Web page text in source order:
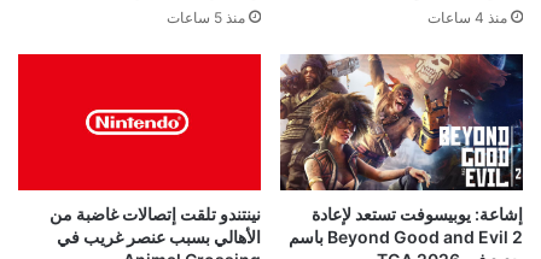
منذ 4 ساعات منذ 5 ساعات
إشاعة: يوبيسوفت تستعد لإعادة
Beyond Good and Evil 2 باسم
نينتندو تلقت إتصالات غاضبة من
الأهالي بسبب عنصر غريب في